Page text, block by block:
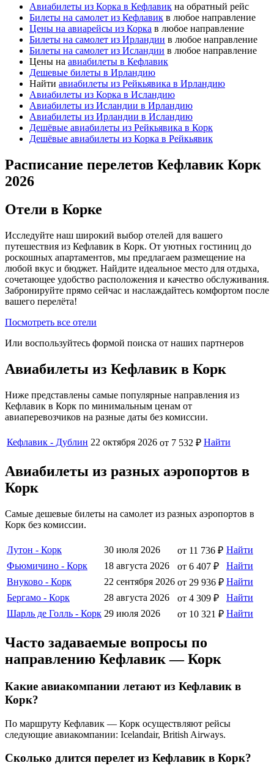
Авиабилеты из Корка в Кефлавик на обратный рейс
Билеты на самолет из Кефлавик в любое направление
Цены на авиарейсы из Корка в любое направление
Билеты на самолет из Ирландии в любое направление
Билеты на самолет из Исландии в любое направление
Цены на авиабилеты в Кефлавик
Дешевые билеты в Ирландию
Найти авиабилеты из Рейкьявика в Ирландию
Авиабилеты из Корка в Исландию
Авиабилеты из Исландии в Ирландию
Авиабилеты из Ирландии в Исландию
Дешёвые авиабилеты из Рейкьявика в Корк
Дешёвые авиабилеты из Корка в Рейкьявик
Расписание перелетов Кефлавик Корк
2026
Отели в Корке
Исследуйте наш широкий выбор отелей для вашего
путешествия из Кефлавик в Корк. От уютных гостиниц до
роскошных апартаментов, мы предлагаем размещение на
любой вкус и бюджет. Найдите идеальное место для отдыха,
сочетающее удобство расположения и качество обслуживания.
Забронируйте прямо сейчас и наслаждайтесь комфортом после
вашего перелёта!
Посмотреть все отели
Или воспользуйтесь формой поиска от наших партнеров
Авиабилеты из Кефлавик в Корк
Ниже представлены самые популярные направления из
Кефлавик в Корк по минимальным ценам от
авиаперевозчиков на разные даты без комиссии.
Кефлавик - Дублин 22 октября 2026 от 7 532 ₽ Найти
Авиабилеты из разных аэропортов в
Корк
Самые дешевые билеты на самолет из разных аэропортов в
Корк без комиссии.
Лутон - Корк 30 июля 2026 от 11 736 ₽ Найти
Фьюмичино - Корк
18 августа 2026 от 6 407 ₽
Найти
Внуково - Корк
22 сентября 2026 от 29 936 ₽ Найти
Бергамо - Корк
28 августа 2026 от 4 309 ₽
Найти
Шарль де Голль - Корк 29 июля 2026 от 10 321 ₽ Найти
Часто задаваемые вопросы по
направлению Кефлавик — Корк
Какие авиакомпании летают из Кефлавик в
Корк?
По маршруту Кефлавик — Корк осуществляют рейсы
следующие авиакомпании: Icelandair, British Airways.
Сколько длится перелет из Кефлавик в Корк?